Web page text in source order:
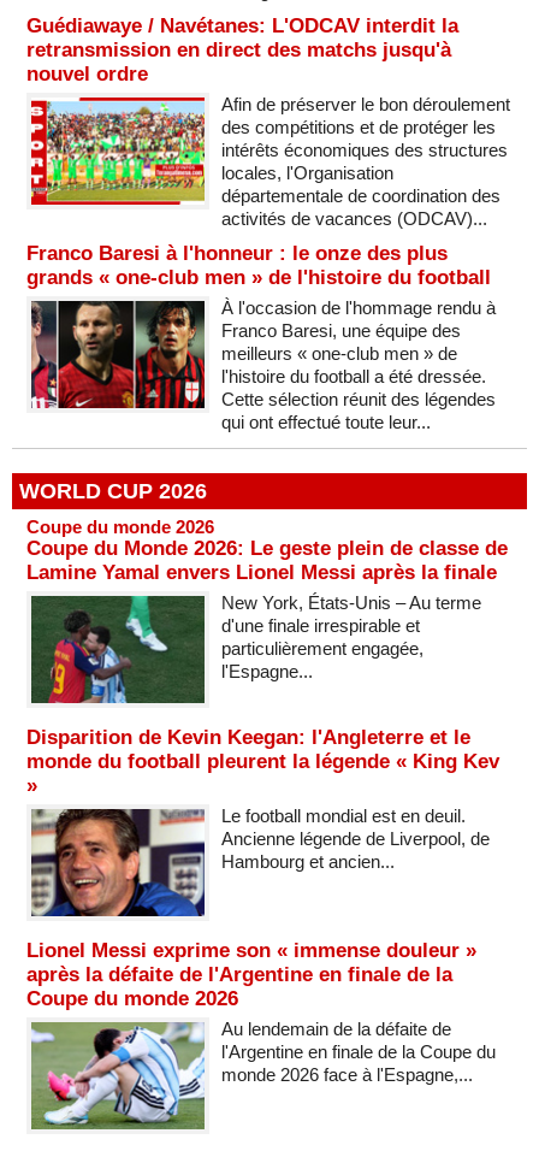
Guédiawaye / Navétanes: L'ODCAV interdit la
retransmission en direct des matchs jusqu'à
nouvel ordre
Afin de préserver le bon déroulement
des compétitions et de protéger les
intérêts économiques des structures
locales, l'Organisation
départementale de coordination des
activités de vacances (ODCAV)...
Franco Baresi à l'honneur : le onze des plus
grands « one-club men » de l'histoire du football
À l'occasion de l'hommage rendu à
Franco Baresi, une équipe des
meilleurs « one-club men » de
l'histoire du football a été dressée.
Cette sélection réunit des légendes
qui ont effectué toute leur...
WORLD CUP 2026
Coupe du monde 2026
Coupe du Monde 2026: Le geste plein de classe de
Lamine Yamal envers Lionel Messi après la finale
New York, États-Unis – Au terme
d'une finale irrespirable et
particulièrement engagée,
l'Espagne...
Disparition de Kevin Keegan: l'Angleterre et le
monde du football pleurent la légende « King Kev
»
Le football mondial est en deuil.
Ancienne légende de Liverpool, de
Hambourg et ancien...
Lionel Messi exprime son « immense douleur »
après la défaite de l'Argentine en finale de la
Coupe du monde 2026
Au lendemain de la défaite de
l'Argentine en finale de la Coupe du
monde 2026 face à l'Espagne,...